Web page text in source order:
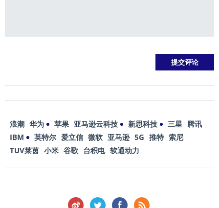
浪潮 华为 苹果 亚马逊云科技 新思科技 三星 腾讯
IBM
英特尔 爱立信 微软 亚马逊 5G 推特 索尼
TUV莱茵 小米 谷歌 台积电 软通动力